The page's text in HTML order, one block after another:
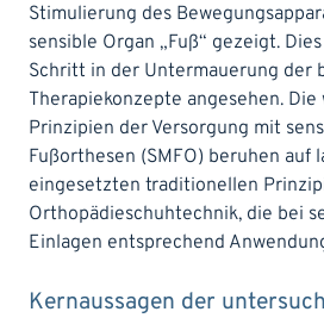
Stimulierung des
sensible Organ „Fuß“ gezeigt.
Schritt in der Untermauerung der
Therapiekonzepte angesehen.
Prinzipien der Versorgung mit
Fußorthesen (SMFO) beruhen auf
eingesetzten traditionellen
Orthopädieschuhtechnik, die bei
Einlagen entsprechend
Kernaussagen der